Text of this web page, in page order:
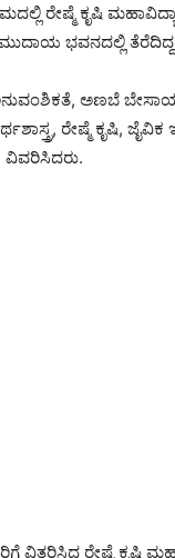
ರೇಷ್ಮೆ ಕೃಷಿ
ಭವನದಲ್ಲಿ
ಅಣಬೆ
ರೇಷ್ಮೆ ಕೃಷಿ,
ವಿವರಿಸಿದರು.
ವಿತರಿಸಿದ ರೇಷ್ಮೆ ಕೃಷಿ